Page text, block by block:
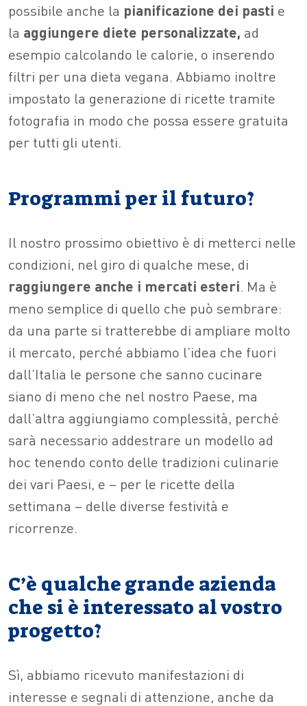
possibile anche la pianificazione dei pasti e
la aggiungere diete personalizzate, ad
esempio calcolando le calorie, o inserendo
filtri per una dieta vegana. Abbiamo inoltre
impostato la generazione di ricette tramite
fotografia in modo che possa essere gratuita
per tutti gli utenti.
Programmi per il futuro?
Il nostro prossimo obiettivo è di metterci nelle
condizioni, nel giro di qualche mese, di
raggiungere anche i mercati esteri. Ma è
meno semplice di quello che può sembrare:
da una parte si tratterebbe di ampliare molto
il mercato, perché abbiamo l’idea che fuori
dall’Italia le persone che sanno cucinare
siano di meno che nel nostro Paese, ma
dall’altra aggiungiamo complessità, perché
sarà necessario addestrare un modello ad
hoc tenendo conto delle tradizioni culinarie
dei vari Paesi, e – per le ricette della
settimana – delle diverse festività e
ricorrenze.
C’è qualche grande azienda
che si è interessato al vostro
progetto?
Sì, abbiamo ricevuto manifestazioni di
interesse e segnali di attenzione, anche da